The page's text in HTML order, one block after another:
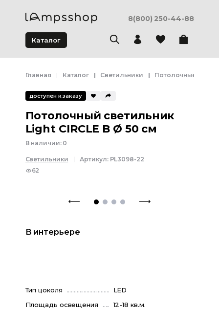
8(800) 250-44-88
Каталог
Главная Каталог Светильники Потолочные
доступен к заказу
Потолочный светильник
Light CIRCLE В Ø 50 см
В наличии: 0
Светильники Артикул: PL3098-22
62
В интерьере
Тип цоколя
LED
Площадь освещения
12-18 кв.м.